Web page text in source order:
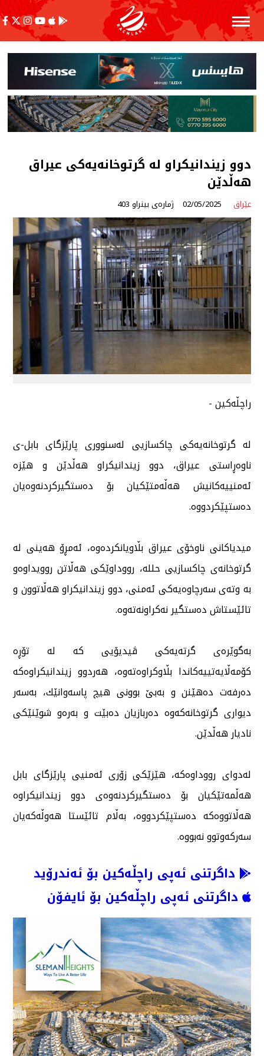
دوو زیندانیكراو لە گرتوخانەیەكی عیراق
هەڵدێن
عێراق 02/05/2025 ژمارەی بینراو 403
راچڵەكین -
لە گرتوخانەیەكی چاكسازیی لەسنووری پارێزگای بابل-ی
ناوەڕاستی عیراق، دوو زیندانیكراو هەڵدێن و هێزە
ئەمنییەكانیش هەڵەمتێكیان بۆ دەستگیركردنەوەیان
دەستپێكردووە.
میدیاكانی ناوخۆی عیراق بڵاویانكردەوە، ئەمڕۆ هەینی لە
گرتوخانەی چاكسازیی حللە، رووداوێكی هەڵاتن روویداوەو
بە وتەی سەرچاوەیەكی ئەمنی، دوو زیندانیكراو هەڵاتوون و
تائێستاش دەستگیر نەكراونەتەوە.
بەگوێرەی گرتەیەكی ڤیدیۆیی كە لە تۆڕە
كۆمەڵایەتییەكاندا بڵاوكراوەتەوە، هەردوو زیندانیكراوەكە
دەرفەت دەهێنن و بەبێ بوونی هیچ پاسەوانێك، بەسەر
دیواری گرتوخانەكەوە دەربازیان دەبێت و بەرەو شوێنێكی
نادیار هەڵدێن.
لەدوای رووداوەكە، هێزێكی زۆری ئەمنیی پارێزگای بابل
هەڵمەتێكیان بۆ دەستگیركردنەوەی دوو زیندانیكراوە
هەڵاتووەكە دەستپێكردووە، بەڵام تائێستا هەوڵەكەیان
سەركەوتوو نەبووە.
داگرتنی ئەپی راچڵەکین بۆ ئەندرۆید
داگرتنی ئەپی راچڵەکین بۆ ئایفۆن